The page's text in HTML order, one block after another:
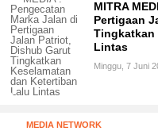
MITRA
Pertigaan
Tingkatkan
Lintas
Minggu, 7 Juni
MEDIA NETWORK